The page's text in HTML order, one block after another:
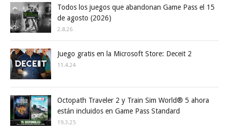
Todos los juegos que abandonan Game Pass el 15
de agosto (2026)
2.8.26
Juego gratis en la Microsoft Store: Deceit 2
11.4.24
Octopath Traveler 2 y Train Sim World® 5 ahora
están incluidos en Game Pass Standard
19.3.25